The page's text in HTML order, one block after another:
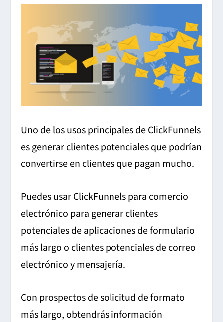
Uno de los usos principales de ClickFunnels
es generar clientes potenciales que podrían
convertirse en clientes que pagan mucho.
Puedes usar ClickFunnels para comercio
electrónico para generar clientes
potenciales de aplicaciones de formulario
más largo o clientes potenciales de correo
electrónico y mensajería.
Con prospectos de solicitud de formato
más largo, obtendrás información